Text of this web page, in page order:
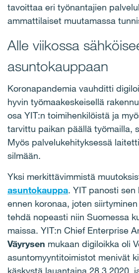
tavoittaa eri työnantajien
ammattilaiset muutamassa
Alle viikossa
asuntokauppaan
Koronapandemia vauhditti
hyvin työmaakeskeisellä
osa YIT:n toimihenkilöistä ja
tarvittu paikan päällä työmailla,
Myös palvelukehityksessä
silmään.
Yksi merkittävimmistä
asuntokauppa. YIT panosti
ennen koronaa, joten
tehdä nopeasti niin Suomessa
maissa. YIT:n Chief Enterprise
Väyrysen mukaan digiloikka oli
asuntomyyntitoimistot menivät
käskystä lauantaina 28.3.2020,